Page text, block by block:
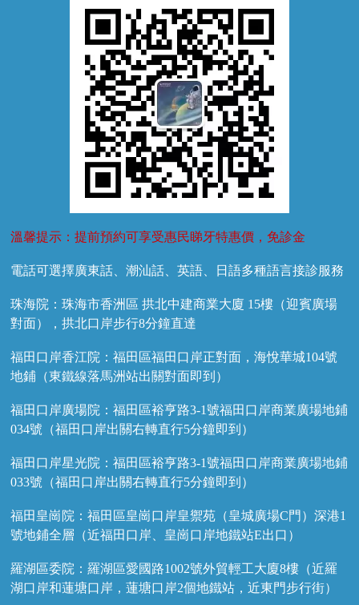
溫馨提示：提前預約可享受惠民睇牙特惠價，免診金
電話可選擇廣東話、潮汕話、英語、日語多種語言接診服務
珠海院：珠海市香洲區 拱北中建商業大廈 15樓（迎賓廣場
對面），拱北口岸步行8分鐘直達
福田口岸香江院：福田區福田口岸正對面，海悅華城104號
地鋪（東鐵線落馬洲站出關對面即到）
福田口岸廣場院：福田區裕亨路3-1號福田口岸商業廣場地鋪
034號（福田口岸出關右轉直行5分鐘即到）
福田口岸星光院：福田區裕亨路3-1號福田口岸商業廣場地鋪
033號（福田口岸出關右轉直行5分鐘即到）
福田皇崗院：福田區皇崗口岸皇禦苑（皇城廣場C門）深港1
號地鋪全層（近福田口岸、皇崗口岸地鐵站E出口）
羅湖區委院：羅湖區愛國路1002號外貿輕工大廈8樓（近羅
湖口岸和蓮塘口岸，蓮塘口岸2個地鐵站，近東門步行街）